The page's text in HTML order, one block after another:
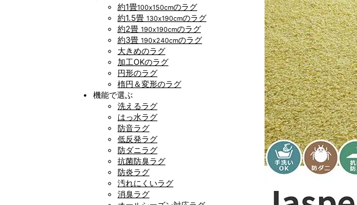
約1畳100x150cmのラグ
約1.5畳 130x190cmのラグ
約2畳 190x190cmのラグ
約3畳 190x240cmのラグ
大きめのラグ
加工OKのラグ
円形のラグ
楕円＆変形のラグ
機能で選ぶ
洗えるラグ
はっ水ラグ
防音ラグ
低反発ラグ
防ダニラグ
抗菌防臭ラグ
防炎ラグ
汚れにくいラグ
消臭ラグ